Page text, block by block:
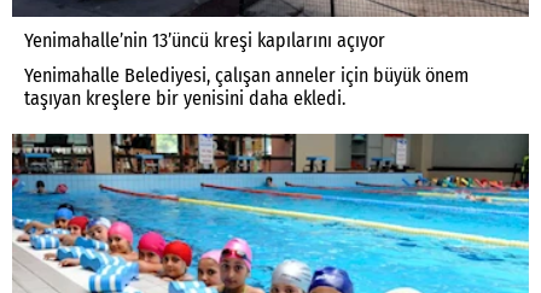
Yenimahalle’nin 13’üncü kreşi kapılarını açıyor
Yenimahalle Belediyesi, çalışan anneler için büyük önem
taşıyan kreşlere bir yenisini daha ekledi.